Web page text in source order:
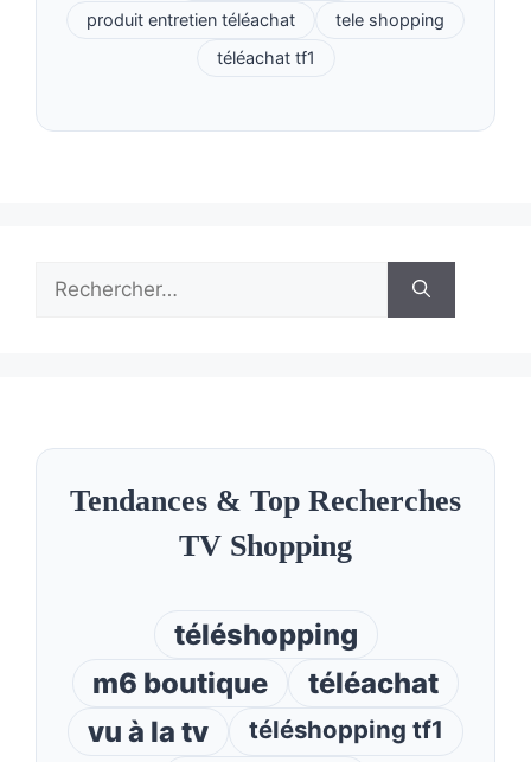
produit entretien téléachat
tele shopping
téléachat tf1
Rechercher :
Tendances & Top Recherches
TV Shopping
téléshopping
m6 boutique
téléachat
vu à la tv
téléshopping tf1